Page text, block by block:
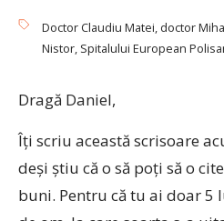
Doctor Claudiu Matei, doctor
Nistor, Spitalului European
Dragă Daniel,
Îţi scriu această scrisoare
deşi ştiu că o să poţi să o
buni. Pentru că tu ai doar 5